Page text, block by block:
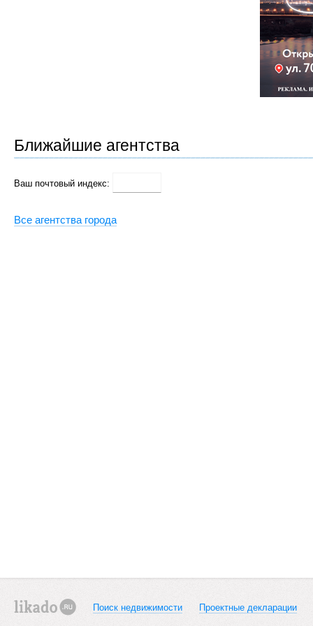
Ближайшие агентства
Ваш почтовый индекс:
Все агентства города
Поиск недвижимости Проектные декларации